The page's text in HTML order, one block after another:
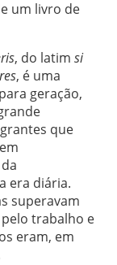
um livro de
, do latim si
, é uma
geração,
que
era diária.
superavam
trabalho e
eram, em